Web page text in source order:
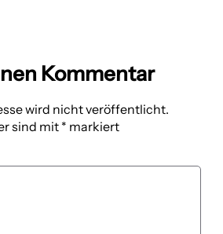
Kommentar
wird nicht veröffentlicht.
sind mit* markiert